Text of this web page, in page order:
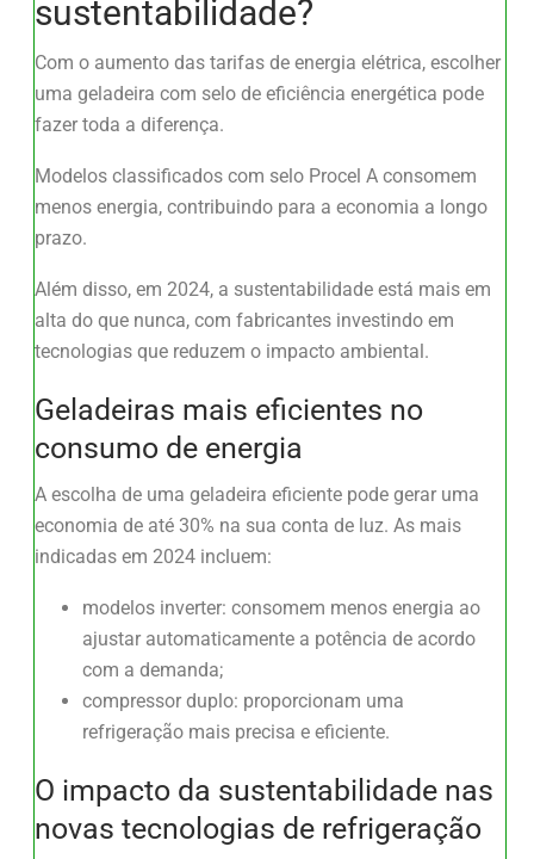
sustentabilidade?
Com o aumento das tarifas de energia elétrica, escolher
uma geladeira com selo de eficiência energética pode
fazer toda a diferença.
Modelos classificados com selo Procel A consomem
menos energia, contribuindo para a economia a longo
prazo.
Além disso, em 2024, a sustentabilidade está mais em
alta do que nunca, com fabricantes investindo em
tecnologias que reduzem o impacto ambiental.
Geladeiras mais eficientes no
consumo de energia
A escolha de uma geladeira eficiente pode gerar uma
economia de até 30% na sua conta de luz. As mais
indicadas em 2024 incluem:
modelos inverter: consomem menos energia ao
ajustar automaticamente a potência de acordo
com a demanda;
compressor duplo: proporcionam uma
refrigeração mais precisa e eficiente.
O impacto da sustentabilidade nas
novas tecnologias de refrigeração